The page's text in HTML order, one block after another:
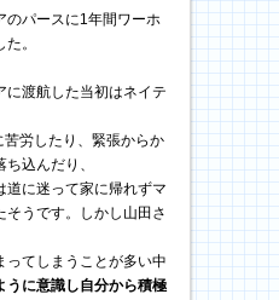
のパースに1年間ワーホ
。
に渡航した当初はネイテ
労したり、緊張からか
込んだり、
道に迷って家に帰れずマ
うです。
しかし山田さ
ってしまうことが多い中
うに意識し自分から積極